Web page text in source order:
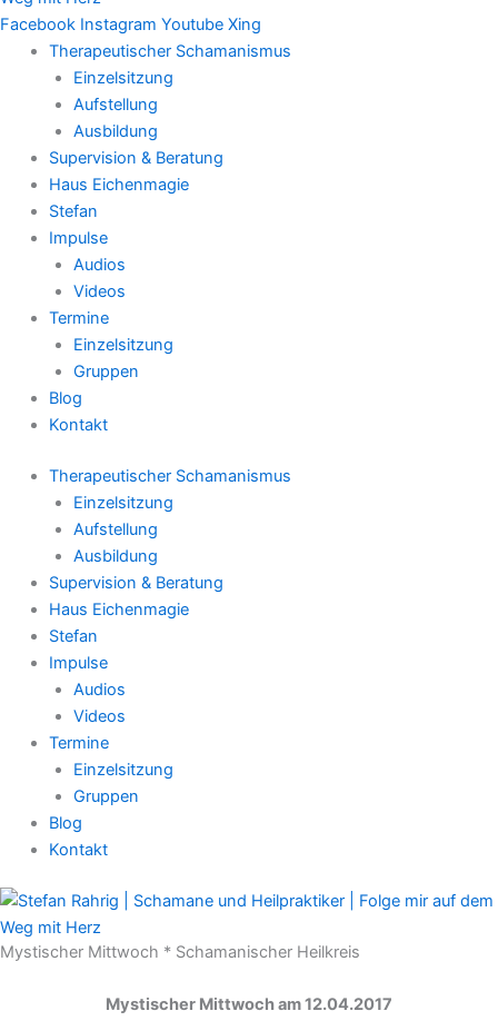
Facebook Instagram Youtube Xing
Therapeutischer Schamanismus
Einzelsitzung
Aufstellung
Ausbildung
Supervision & Beratung
Haus Eichenmagie
Stefan
Impulse
Audios
Videos
Termine
Einzelsitzung
Gruppen
Blog
Kontakt
Therapeutischer Schamanismus
Einzelsitzung
Aufstellung
Ausbildung
Supervision & Beratung
Haus Eichenmagie
Stefan
Impulse
Audios
Videos
Termine
Einzelsitzung
Gruppen
Blog
Kontakt
Mystischer Mittwoch * Schamanischer Heilkreis
Mystischer Mittwoch am 12.04.2017